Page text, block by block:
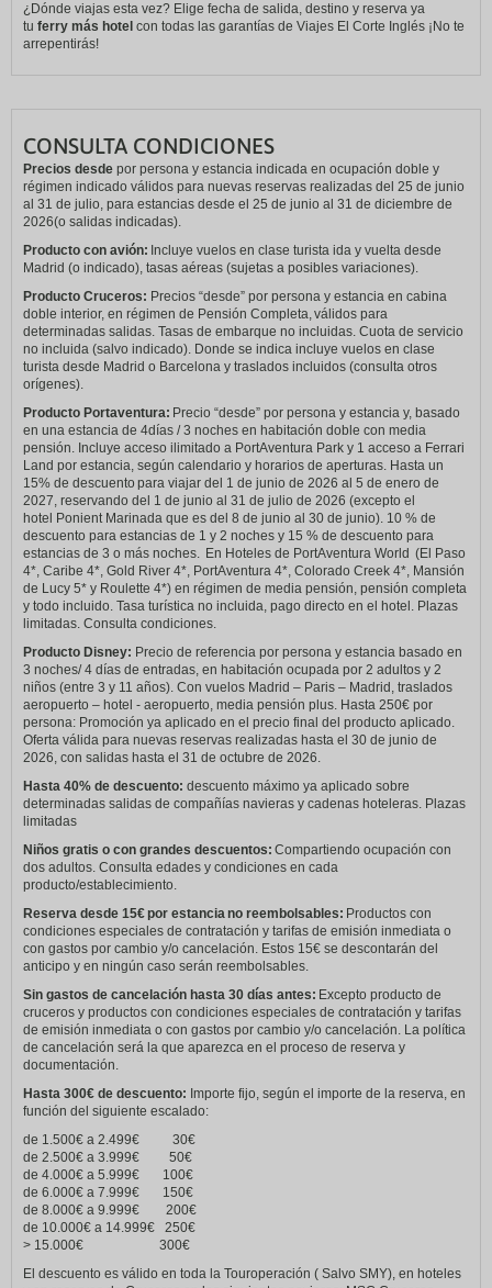
¿Dónde viajas esta vez? Elige fecha de salida, destino y reserva ya
tu ferry más hotel con todas las garantías de Viajes El Corte Inglés ¡No te
arrepentirás!
CONSULTA CONDICIONES
Precios desde por persona y estancia indicada en ocupación doble y
régimen indicado válidos para nuevas reservas realizadas del 25 de junio
al 31 de julio, para estancias desde el 25 de junio al 31 de diciembre de
2026(o salidas indicadas).
Producto con avión: Incluye vuelos en clase turista ida y vuelta desde
Madrid (o indicado), tasas aéreas (sujetas a posibles variaciones).
Producto Cruceros: Precios “desde” por persona y estancia en cabina
doble interior, en régimen de Pensión Completa, válidos para
determinadas salidas. Tasas de embarque no incluidas. Cuota de servicio
no incluida (salvo indicado). Donde se indica incluye vuelos en clase
turista desde Madrid o Barcelona y traslados incluidos (consulta otros
orígenes).
Producto Portaventura: Precio “desde” por persona y estancia y, basado
en una estancia de 4días / 3 noches en habitación doble con media
pensión. Incluye acceso ilimitado a PortAventura Park y 1 acceso a Ferrari
Land por estancia, según calendario y horarios de aperturas. Hasta un
15% de descuento para viajar del 1 de junio de 2026 al 5 de enero de
2027, reservando del 1 de junio al 31 de julio de 2026 (excepto el
hotel Ponient Marinada que es del 8 de junio al 30 de junio). 10 % de
descuento para estancias de 1 y 2 noches y 15 % de descuento para
estancias de 3 o más noches. En Hoteles de PortAventura World (El Paso
4*, Caribe 4*, Gold River 4*, PortAventura 4*, Colorado Creek 4*, Mansión
de Lucy 5* y Roulette 4*) en régimen de media pensión, pensión completa
y todo incluido. Tasa turística no incluida, pago directo en el hotel. Plazas
limitadas. Consulta condiciones.
Producto Disney: Precio de referencia por persona y estancia basado en
3 noches/ 4 días de entradas, en habitación ocupada por 2 adultos y 2
niños (entre 3 y 11 años). Con vuelos Madrid – Paris – Madrid, traslados
aeropuerto – hotel - aeropuerto, media pensión plus. Hasta 250€ por
persona: Promoción ya aplicado en el precio final del producto aplicado.
Oferta válida para nuevas reservas realizadas hasta el 30 de junio de
2026, con salidas hasta el 31 de octubre de 2026.
Hasta 40% de descuento: descuento máximo ya aplicado sobre
determinadas salidas de compañías navieras y cadenas hoteleras. Plazas
limitadas
Niños gratis o con grandes descuentos: Compartiendo ocupación con
dos adultos. Consulta edades y condiciones en cada
producto/establecimiento.
Reserva desde 15€ por estancia no reembolsables: Productos con
condiciones especiales de contratación y tarifas de emisión inmediata o
con gastos por cambio y/o cancelación. Estos 15€ se descontarán del
anticipo y en ningún caso serán reembolsables.
Sin gastos de cancelación hasta 30 días antes: Excepto producto de
cruceros y productos con condiciones especiales de contratación y tarifas
de emisión inmediata o con gastos por cambio y/o cancelación. La política
de cancelación será la que aparezca en el proceso de reserva y
documentación.
Hasta 300€ de descuento: Importe fijo, según el importe de la reserva, en
función del siguiente escalado:
de 1.500€ a 2.499€ 30€
de 2.500€ a 3.999€ 50€
de 4.000€ a 5.999€ 100€
de 6.000€ a 7.999€ 150€
de 8.000€ a 9.999€ 200€
de 10.000€ a 14.999€ 250€
> 15.000€ 300€
El descuento es válido en toda la Touroperación ( Salvo SMY), en hoteles